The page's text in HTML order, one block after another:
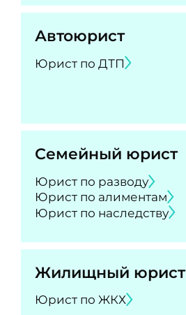
Автоюрист
Юрист по ДТП
Семейный юрист
Юрист по разводу
Юрист по алиментам
Юрист по наследству
Жилищный юрист
Юрист по ЖКХ